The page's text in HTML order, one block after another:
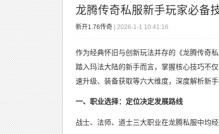
龙腾传奇私服新手玩家必备
新开1.76传奇 | 2026-1-1 10:41:16
作为经典怀旧与创新玩法并存的《龙腾传奇
踏入玛法大陆的新手而言，掌握核心技巧不
速升级、装备获取等六大维度，深度解析新手
一、职业选择：定位决定发展路线
战士、法师、道士三大职业在龙腾私服中均